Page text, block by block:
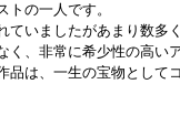
の一人です。
いましたがあまり数多
く、非常に希少性の高い
品は、一生の宝物として